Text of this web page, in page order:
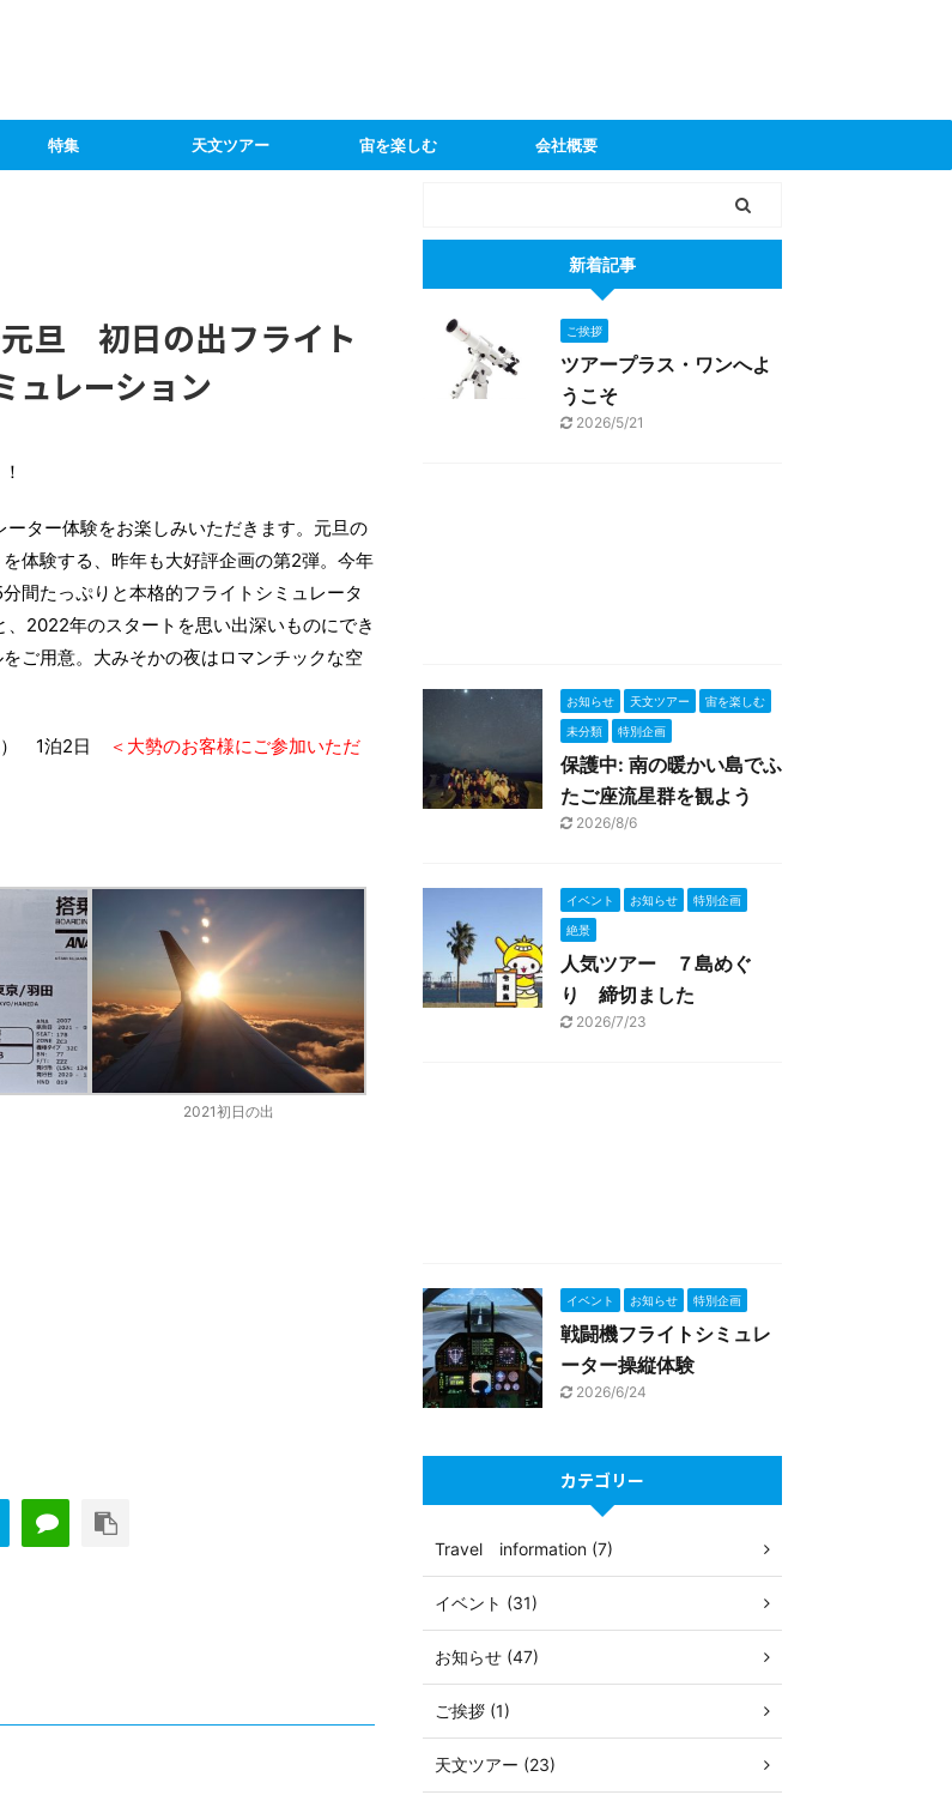
特集 天文ツアー 宙を楽しむ 会社概要
旦 初日の出フライト
レーション
ター体験をお楽しみいただきます。元旦の
体験する、昨年も大好評企画の第2弾。今年
間たっぷりと本格的フライトシミュレータ
2022年のスタートを思い出深いものにでき
ご用意。大みそかの夜はロマンチックな空
） 1泊2日
＜大勢のお客様にご参加いただ
2021初日の出
新着記事
ご挨拶
ツアープラス・ワンへよ
うこそ
2026/5/21
お知らせ 天文ツアー 宙を楽しむ
未分類 特別企画
保護中: 南の暖かい島でふ
たご座流星群を観よう
2026/8/6
イベント お知らせ 特別企画
絶景
人気ツアー ７島めぐ
り 締切ました
2026/7/23
イベント お知らせ 特別企画
戦闘機フライトシミュレ
ーター操縦体験
2026/6/24
カテゴリー
Travel information (7)
イベント (31)
お知らせ (47)
ご挨拶 (1)
天文ツアー (23)